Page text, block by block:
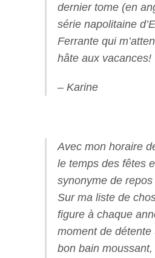
dernier tome (en
série napolitaine
Ferrante qui
hâte aux vacances!
– Karine
Avec mon horaire
le temps des fêtes
synonyme de repos
Sur ma liste de
figure à chaque
moment de détente
bon bain moussant,